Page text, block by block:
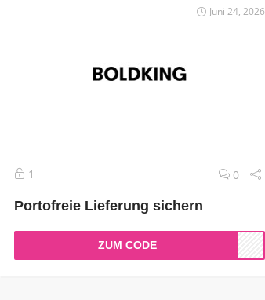
Juni 24, 2026
1 0
Portofreie Lieferung sichern
ZUM CODE